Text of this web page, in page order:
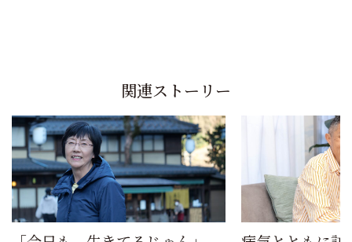
関連ストーリー